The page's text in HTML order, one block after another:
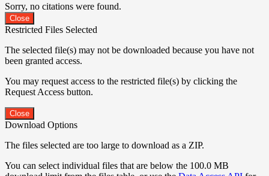
Sorry, no citations were found.
Close
Restricted Files Selected
The selected file(s) may not be downloaded because you have not
been granted access.
You may request access to the restricted file(s) by clicking the
Request Access button.
Close
Download Options
The files selected are too large to download as a ZIP.
You can select individual files that are below the 100.0 MB